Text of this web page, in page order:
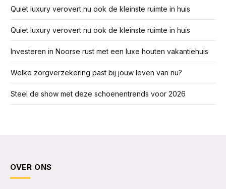
Quiet luxury verovert nu ook de kleinste ruimte in huis
Quiet luxury verovert nu ook de kleinste ruimte in huis
Investeren in Noorse rust met een luxe houten vakantiehuis
Welke zorgverzekering past bij jouw leven van nu?
Steel de show met deze schoenentrends voor 2026
OVER ONS